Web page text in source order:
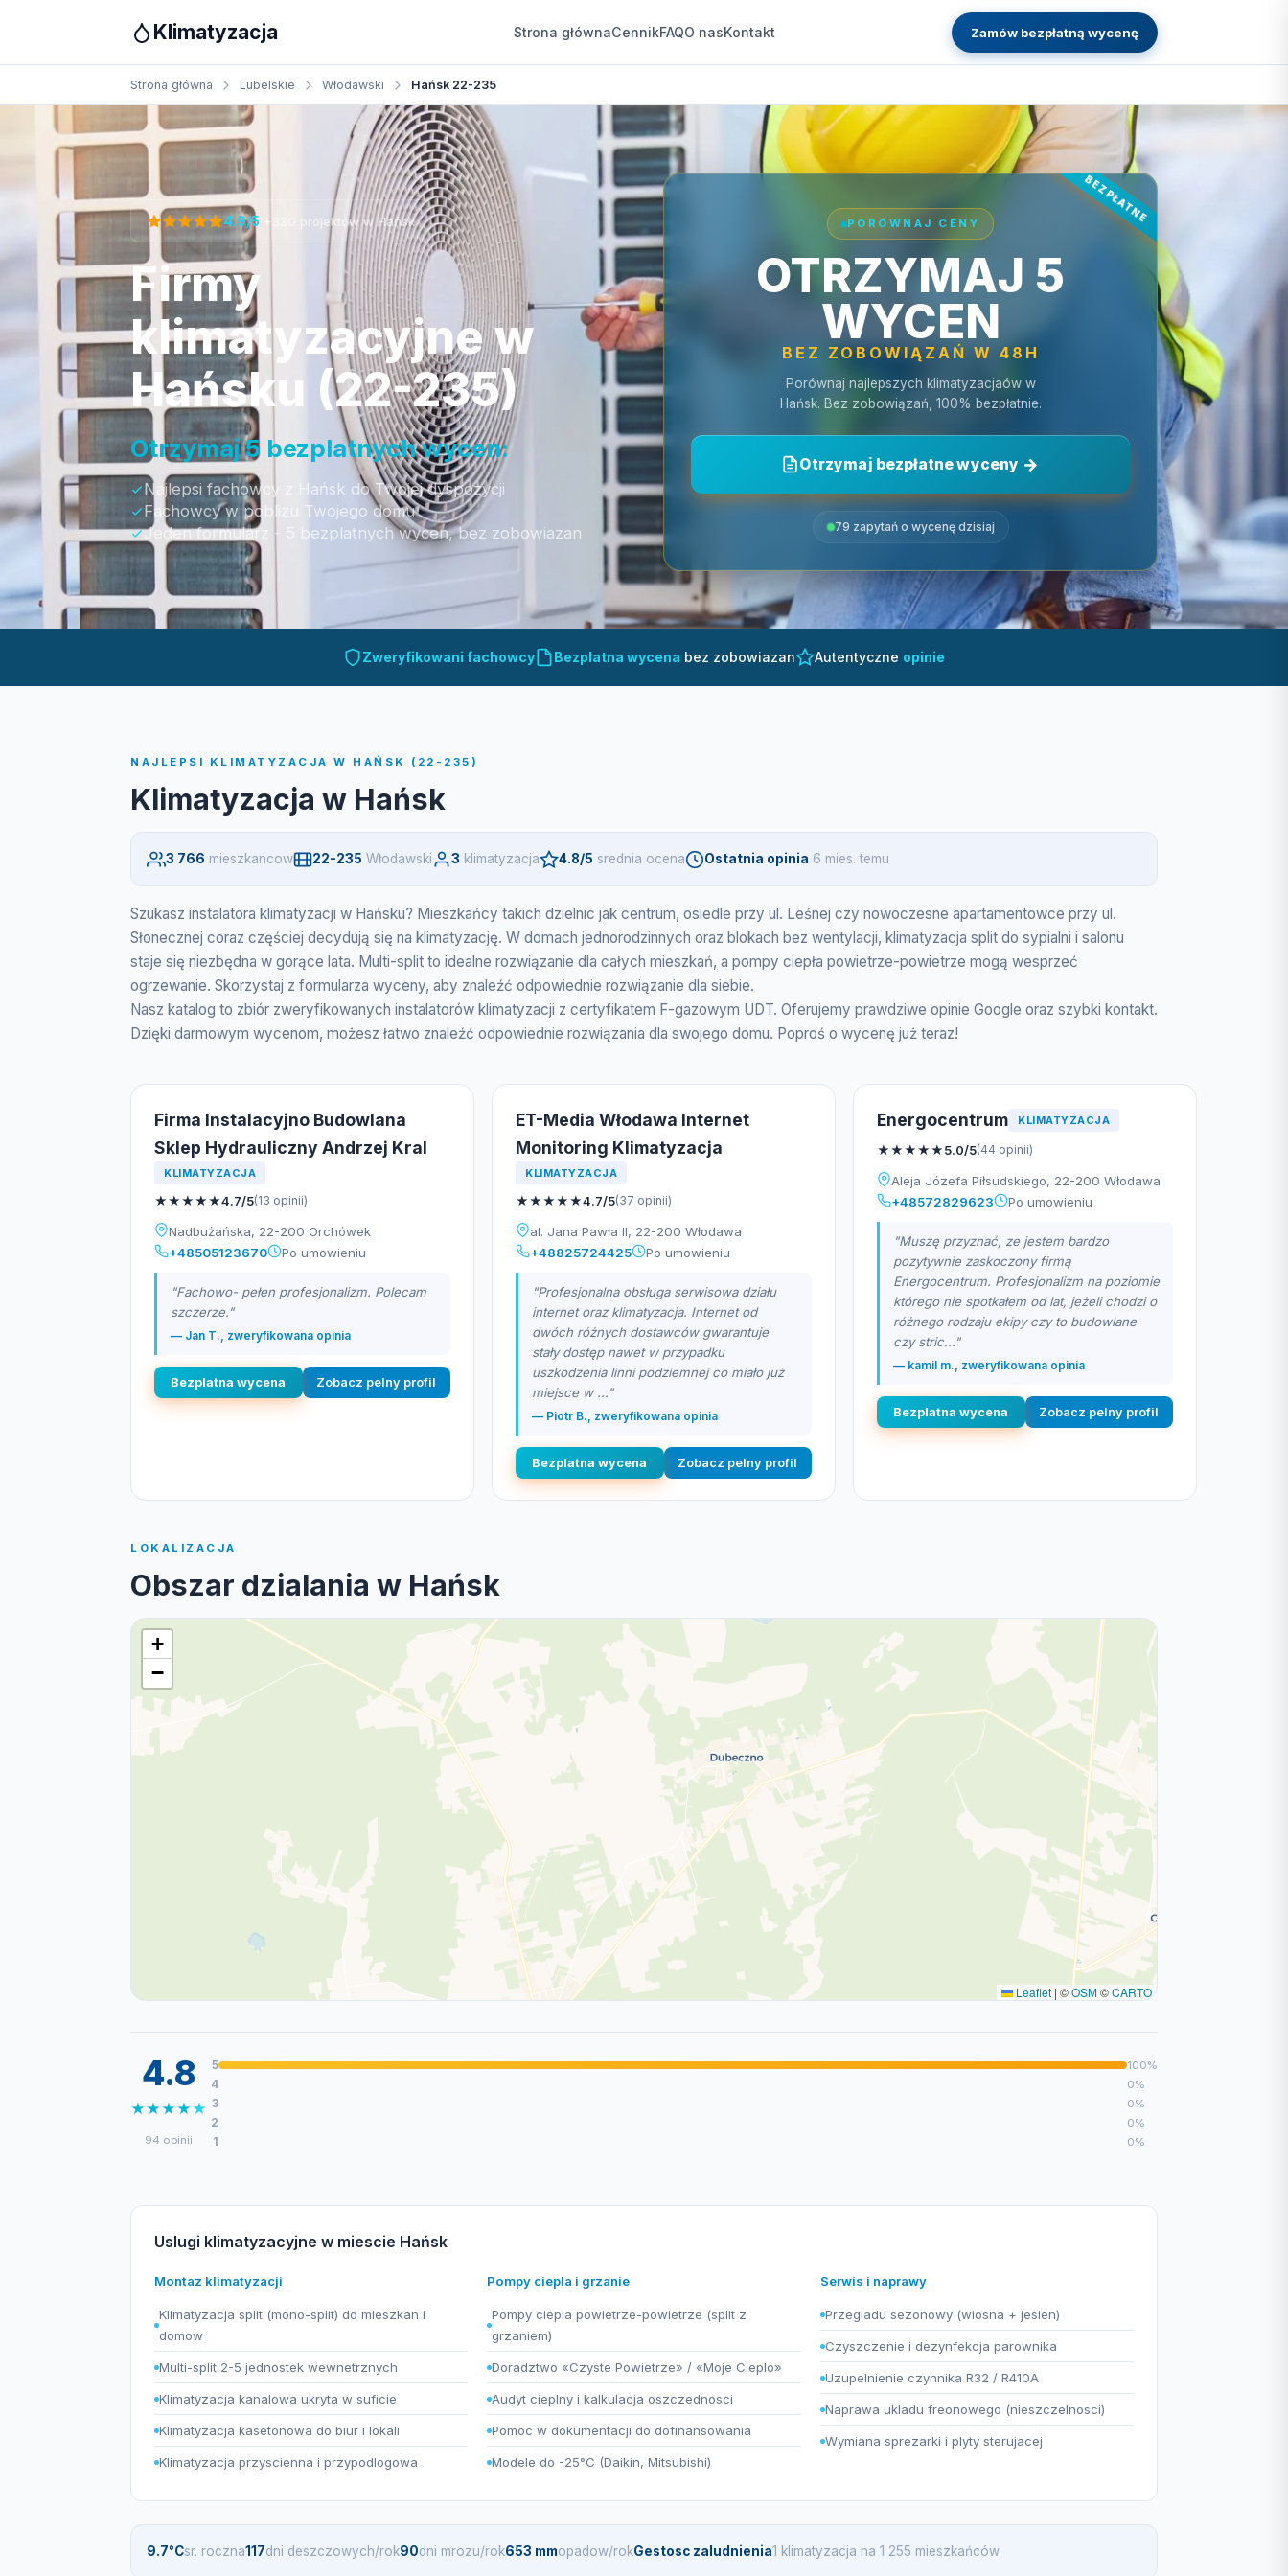
Klimatyzacja Strona głównaCennikFAQO nasKontakt Zamów bezpłatną wycenę
Strona główna Lubelskie Włodawski Hańsk 22-235
Otrzymaj bezpłatną wycenę
4.9/5 +330 projektów w Hańsk
Firmy
klimatyzacyjne w
Hańsku (22-235)
Otrzymaj 5 bezplatnych wycen:
Najlepsi fachowcy z Hańsk do Twojej dyspozycji
Fachowcy w poblizu Twojego domu
Jeden formularz - 5 bezplatnych wycen, bez zobowiazan
PORÓWNAJ CENY
OTRZYMAJ 5
WYCEN
BEZ ZOBOWIĄZAŃ W 48H
Porównaj najlepszych klimatyzacjaów w
Hańsk. Bez zobowiązań, 100% bezpłatnie.
Otrzymaj bezpłatne wyceny
79 zapytań o wycenę dzisiaj
Zweryfikowani fachowcy Bezplatna wycena bez zobowiazan Autentyczne opinie
NAJLEPSI KLIMATYZACJA W HAŃSK (22-235)
Klimatyzacja w Hańsk
3 766 mieszkancow 22-235 Włodawski 3 klimatyzacja 4.8/5 srednia ocena Ostatnia opinia 6 mies. temu
Szukasz instalatora klimatyzacji w Hańsku? Mieszkańcy takich dzielnic jak centrum, osiedle przy ul. Leśnej czy nowoczesne apartamentowce przy ul.
Słonecznej coraz częściej decydują się na klimatyzację. W domach jednorodzinnych oraz blokach bez wentylacji, klimatyzacja split do sypialni i salonu
staje się niezbędna w gorące lata. Multi-split to idealne rozwiązanie dla całych mieszkań, a pompy ciepła powietrze-powietrze mogą wesprzeć
ogrzewanie. Skorzystaj z formularza wyceny, aby znaleźć odpowiednie rozwiązanie dla siebie.
Nasz katalog to zbiór zweryfikowanych instalatorów klimatyzacji z certyfikatem F-gazowym UDT. Oferujemy prawdziwe opinie Google oraz szybki kontakt.
Dzięki darmowym wycenom, możesz łatwo znaleźć odpowiednie rozwiązania dla swojego domu. Poproś o wycenę już teraz!
Firma Instalacyjno Budowlana
Sklep Hydrauliczny Andrzej Kral
KLIMATYZACJA
★★★★★4.7/5(13 opinii)
Nadbużańska, 22-200 Orchówek
+48505123670
Po umowieniu
"Fachowo- pełen profesjonalizm. Polecam
szczerze."
— Jan T., zweryfikowana opinia
Bezplatna wycena Zobacz pelny profil
ET-Media Włodawa Internet
Monitoring Klimatyzacja
KLIMATYZACJA
★★★★★4.7/5(37 opinii)
al. Jana Pawła II, 22-200 Włodawa
+48825724425
Po umowieniu
"Profesjonalna obsługa serwisowa działu
internet oraz klimatyzacja. Internet od
dwóch różnych dostawców gwarantuje
stały dostęp nawet w przypadku
uszkodzenia linni podziemnej co miało już
miejsce w ..."
— Piotr B., zweryfikowana opinia
Bezplatna wycena Zobacz pelny profil
Energocentrum KLIMATYZACJA
★★★★★5.0/5(44 opinii)
Aleja Józefa Piłsudskiego, 22-200 Włodawa
+48572829623
Po umowieniu
"Muszę przyznać, ze jestem bardzo
pozytywnie zaskoczony firmą
Energocentrum. Profesjonalizm na poziomie
którego nie spotkałem od lat, jeżeli chodzi o
różnego rodzaju ekipy czy to budowlane
czy stric..."
— kamil m., zweryfikowana opinia
Bezplatna wycena Zobacz pelny profil
LOKALIZACJA
Obszar dzialania w Hańsk
+
−
Leaflet | ©OSM©CARTO
4.8
★★★★★
94 opinii
5 100%
4 0%
3 0%
2 0%
1 0%
Uslugi klimatyzacyjne w miescie Hańsk
Montaz klimatyzacji
Klimatyzacja split (mono-split) do mieszkan i
domow
Multi-split 2-5 jednostek wewnetrznych
Klimatyzacja kanalowa ukryta w suficie
Klimatyzacja kasetonowa do biur i lokali
Klimatyzacja przyscienna i przypodlogowa
Pompy ciepla i grzanie
Pompy ciepla powietrze-powietrze (split z
grzaniem)
Doradztwo «Czyste Powietrze» / «Moje Cieplo»
Audyt cieplny i kalkulacja oszczednosci
Pomoc w dokumentacji do dofinansowania
Modele do -25°C (Daikin, Mitsubishi)
Serwis i naprawy
Przegladu sezonowy (wiosna + jesien)
Czyszczenie i dezynfekcja parownika
Uzupelnienie czynnika R32 / R410A
Naprawa ukladu freonowego (nieszczelnosci)
Wymiana sprezarki i plyty sterujacej
9.7°Csr. roczna117dni deszczowych/rok90dni mrozu/rok653 mmopadow/rokGestosc zaludnienia1 klimatyzacja na 1 255 mieszkańców